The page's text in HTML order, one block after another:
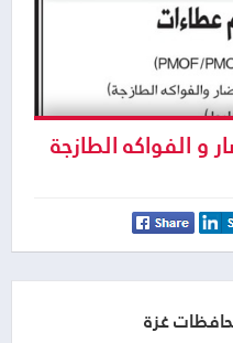
و الفواكه الطازجة
غزة